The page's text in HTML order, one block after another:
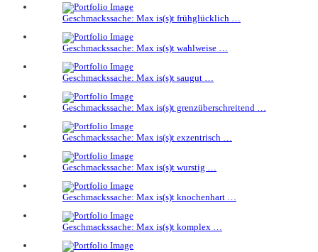
Geschmackssache: Max is(s)t frühglücklich …
Geschmackssache: Max is(s)t wahlweise …
Geschmackssache: Max is(s)t saugut …
Geschmackssache: Max is(s)t grenzüberschreitend …
Geschmackssache: Max is(s)t exzentrisch …
Geschmackssache: Max is(s)t wurstig …
Geschmackssache: Max is(s)t knochenhart …
Geschmackssache: Max is(s)t komplex …